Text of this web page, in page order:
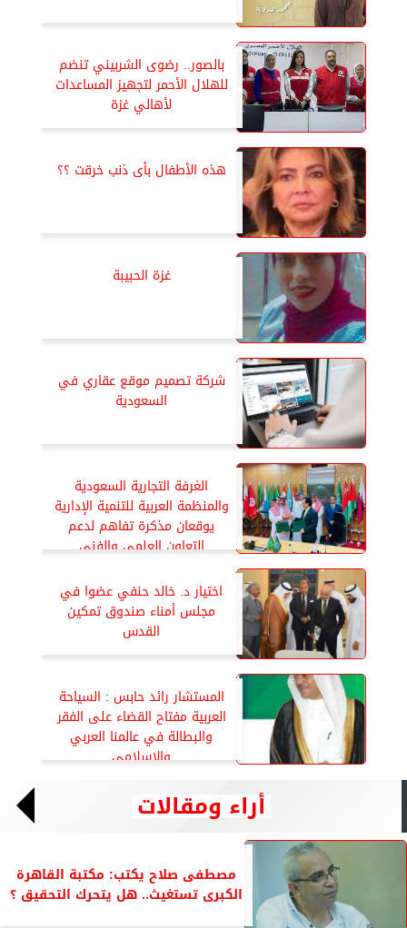
بالصور.. رضوى الشربيني تنضم
للهلال الأحمر لتجهيز المساعدات
لأهالي غزة
هذه الأطفال بأى ذنب خرقت ؟؟
غزة الحبيبة
شركة تصميم موقع عقاري في
السعودية
الغرفة التجارية السعودية
والمنظمة العربية للتنمية الإدارية
يوقعان مذكرة تفاهم لدعم
التعاون العلمي والفني
اختيار د. خالد حنفي عضوا في
مجلس أمناء صندوق تمكين
القدس
المستشار رائد حابس : السياحة
العربية مفتاح القضاء على الفقر
والبطالة في عالمنا العربي
والإسلامي
أراء ومقالات
مصطفى صلاح يكتب: مكتبة القاهرة
الكبرى تستغيث.. هل يتحرك التحقيق ؟